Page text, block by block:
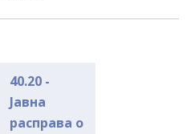
40.20 -
Јавна
расправа о